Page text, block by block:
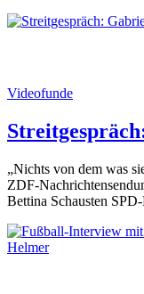
Videofunde
„Nichts von dem was
ZDF-
Bettina Schausten